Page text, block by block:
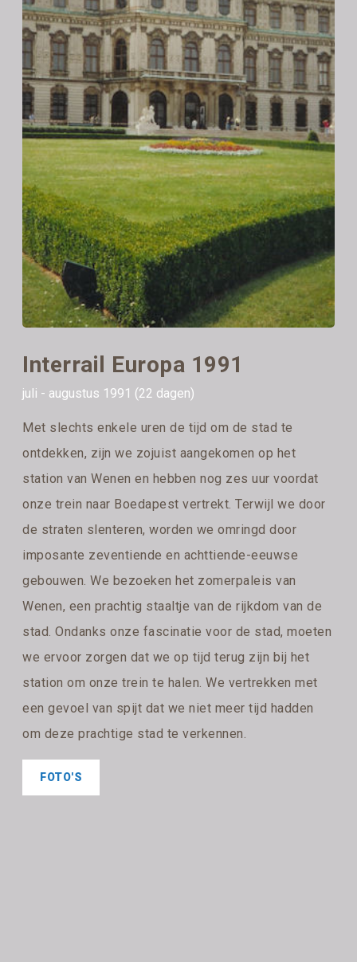
Interrail Europa 1991
juli - augustus 1991 (22 dagen)
Met slechts enkele uren de tijd om de stad te
ontdekken, zijn we zojuist aangekomen op het
station van Wenen en hebben nog zes uur voordat
onze trein naar Boedapest vertrekt. Terwijl we door
de straten slenteren, worden we omringd door
imposante zeventiende en achttiende-eeuwse
gebouwen. We bezoeken het zomerpaleis van
Wenen, een prachtig staaltje van de rijkdom van de
stad. Ondanks onze fascinatie voor de stad, moeten
we ervoor zorgen dat we op tijd terug zijn bij het
station om onze trein te halen. We vertrekken met
een gevoel van spijt dat we niet meer tijd hadden
om deze prachtige stad te verkennen.
FOTO'S